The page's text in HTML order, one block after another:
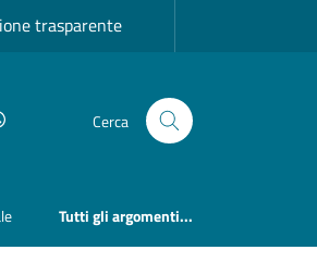
trasparente
Whatsapp Cerca
Tutti gli argomenti...